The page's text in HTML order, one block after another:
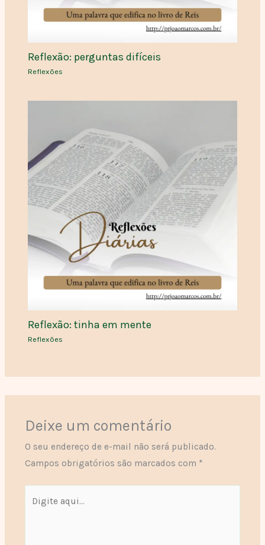
Reflexão: perguntas difíceis
Reflexões
Reflexão: tinha em mente
Reflexões
Deixe um comentário
O seu endereço de e-mail não será publicado.
Campos obrigatórios são marcados com *
aqui...